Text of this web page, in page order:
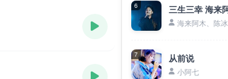
6
海来阿木、陈冰
7 从前说
小阿七